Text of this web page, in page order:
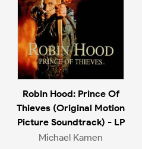
Robin Hood: Prince Of
Thieves (Original Motion
Picture Soundtrack) - LP
Michael Kamen